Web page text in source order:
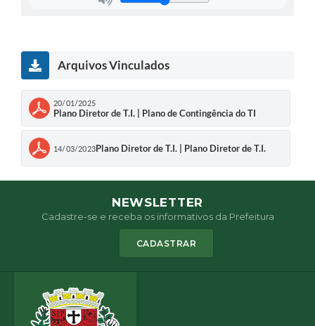
Arquivos Vinculados
20/01/2025
Plano Diretor de T.I. | Plano de Contingência do TI
14/03/2023Plano Diretor de T.I. | Plano Diretor de T.I.
NEWSLETTER
Cadastre-se e receba os informativos da Prefeitura
CADASTRAR